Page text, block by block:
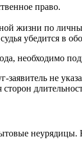
право.
жизни по
убедится в
заявитель не
неурядицы.